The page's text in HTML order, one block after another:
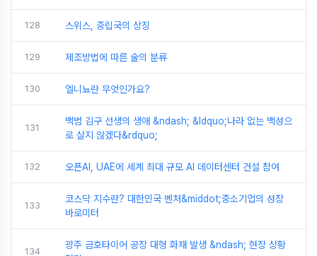
128 스위스, 중립국의 상징
129 제조방법에 따른 술의 분류
130 엘니뇨란 무엇인가요?
131
백범 김구 선생의 생애 &ndash; &ldquo;나라 없는 백성으
로 살지 않겠다&rdquo;
132 오픈AI, UAE에 세계 최대 규모 AI 데이터센터 건설 참여
133
코스닥 지수란? 대한민국 벤처&middot;중소기업의 성장
바로미터
134
광주 금호타이어 공장 대형 화재 발생 &ndash; 현장 상황